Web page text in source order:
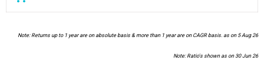
Note: Returns up to 1 year are on absolute basis & more than 1 year are on CAGR basis. as on 5 Aug 26
Note: Ratio's shown as on 30 Jun 26